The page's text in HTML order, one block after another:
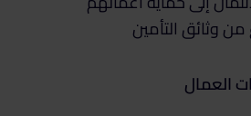
وثائق التأمين
العمال